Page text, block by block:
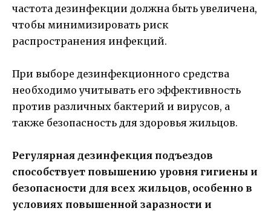
частота дезинфекции должна быть увеличена,
чтобы минимизировать риск
распространения инфекций.
При выборе дезинфекционного средства
необходимо учитывать его эффективность
против различных бактерий и вирусов, а
также безопасность для здоровья жильцов.
Регулярная дезинфекция подъездов
способствует повышению уровня гигиены и
безопасности для всех жильцов, особенно в
условиях повышенной заразности и